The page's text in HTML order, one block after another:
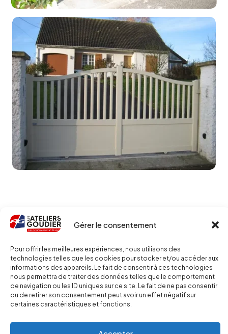
Gérer le consentement
Pour offrir les meilleures expériences, nous utilisons des
technologies telles que les cookies pour stocker et/ou accéder aux
informations des appareils. Le fait de consentir à ces technologies
nous permettra de traiter des données telles que le comportement
de navigation ou les ID uniques sur ce site. Le fait de ne pas consentir
ou de retirer son consentement peut avoir un effet négatif sur
certaines caractéristiques et fonctions.
L'ATELIER GOUDIER
Qui sommes-nous
Nos réalisations